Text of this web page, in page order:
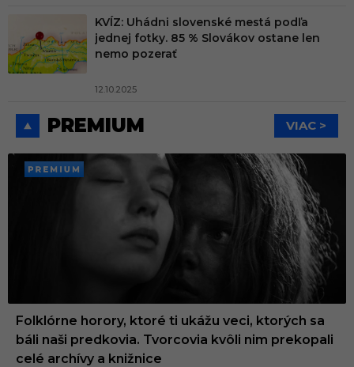
KVÍZ: Uhádni slovenské mestá podľa
jednej fotky. 85 % Slovákov ostane len
nemo pozerať
12.10.2025
PREMIUM VIAC >
PREMI
Folklórne horory, ktoré ti ukážu veci, ktorých sa
báli naši predkovia. Tvorcovia kvôli nim prekopali
celé archívy a knižnice